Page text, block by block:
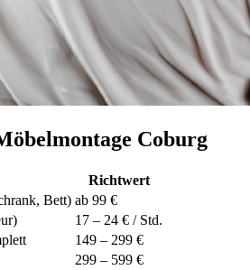
Coburg
Richtwert
Bett) ab 99 €
17 – 24 € / Std.
149 – 299 €
299 – 599 €